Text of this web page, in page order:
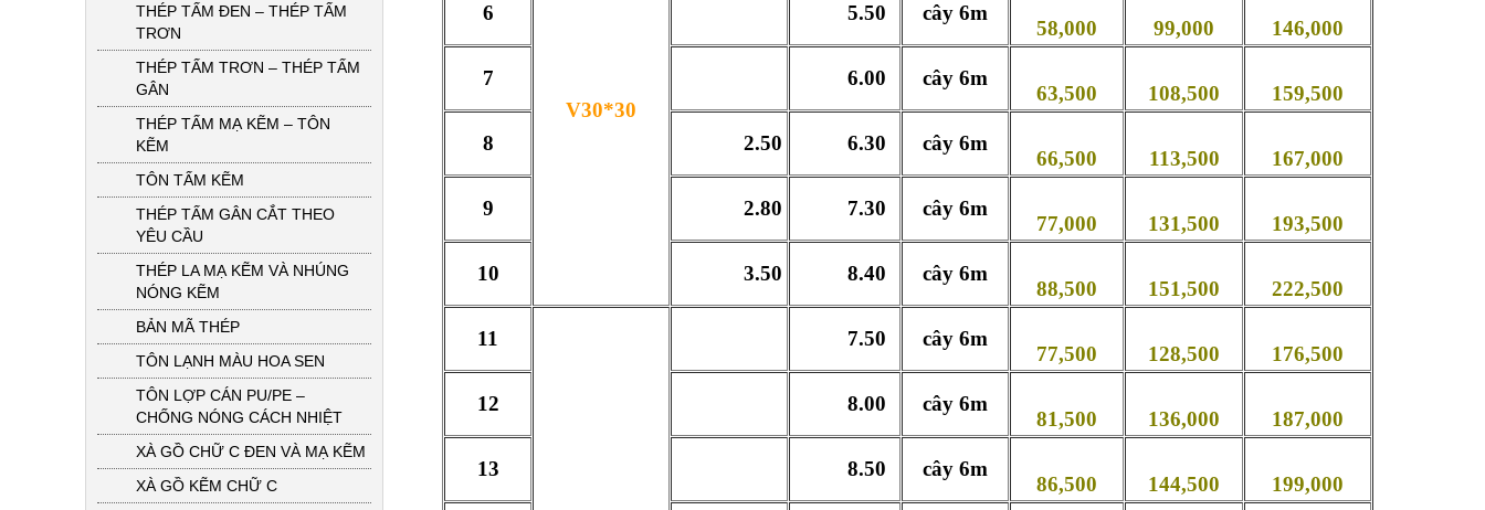
V30*30
6 5.50 cây 6m
58,000 99,000 146,000
7 6.00 cây 6m
63,500 108,500 159,500
8 2.50 6.30 cây 6m
66,500 113,500 167,000
9 2.80 7.30 cây 6m
77,000 131,500 193,500
10 3.50 8.40 cây 6m
88,500 151,500 222,500
11 7.50 cây 6m
77,500 128,500 176,500
12 8.00 cây 6m
81,500 136,000 187,000
13 8.50 cây 6m
86,500 144,500 199,000
THÉP TẤM ĐEN – THÉP TẤM
TRƠN
THÉP TẤM TRƠN – THÉP TẤM
GÂN
THÉP TẤM MẠ KẼM – TÔN
KẼM
TÔN TẤM KẼM
THÉP TẤM GÂN CẮT THEO
YÊU CẦU
THÉP LA MẠ KẼM VÀ NHÚNG
NÓNG KẼM
BẢN MÃ THÉP
TÔN LẠNH MÀU HOA SEN
TÔN LỢP CÁN PU/PE –
CHỐNG NÓNG CÁCH NHIỆT
XÀ GỒ CHỮ C ĐEN VÀ MẠ KẼM
XÀ GỒ KẼM CHỮ C